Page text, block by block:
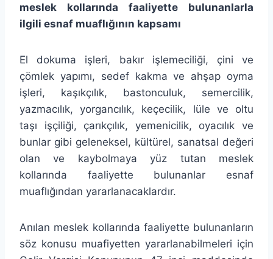
meslek kollarında faaliyette bulunanlarla
ilgili esnaf muaflığının kapsamı
El dokuma işleri, bakır işlemeciliği, çini ve
çömlek yapımı, sedef kakma ve ahşap oyma
işleri, kaşıkçılık, bastonculuk, semercilik,
yazmacılık, yorgancılık, keçecilik, lüle ve oltu
taşı işçiliği, çarıkçılık, yemenicilik, oyacılık ve
bunlar gibi geleneksel, kültürel, sanatsal değeri
olan ve kaybolmaya yüz tutan meslek
kollarında faaliyette bulunanlar esnaf
muaflığından yararlanacaklardır.
Anılan meslek kollarında faaliyette bulunanların
söz konusu muafiyetten yararlanabilmeleri için